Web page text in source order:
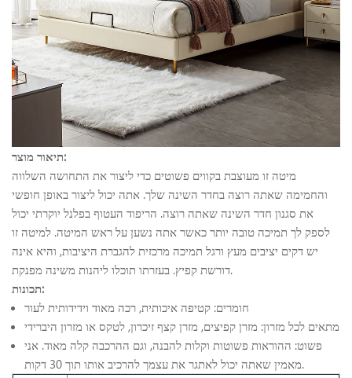
תיאור מוצר:
מיטה זו מעוצבת בקווים פשוטים כדי ליצור את התחושה השלווה
והחמימה שאתה רוצה בחדר השינה שלך. אתה יכול ליצור באופן חופשי
את סגנון חדר השינה שאתה רוצה. הריפוד העטוף בפלנל יוקרתי יכול
לספק לך תמיכה טובה יותר כאשר אתה נשען על ראש המיטה. למיטה זו
יש דקים יציבים מעץ ורגל תמיכה מרכזית להגברת היציבות, והיא אינה
דורשת קפיץ. בעזרתו תוכלו ליהנות משינה מפנקת.
תכונות:
חומרים: קטיפה איכותית, רכה מאוד וידידותית לעור
מתאים לכל מזרון: מזרן קפיצים, מזרן קצף זיכרון, לטקס או מזרון היברידי
פשוט: ההוראות פשוטות וקלות להבנה, וגם ההרכבה קלה מאוד. אני
מאמין שאתה יכול לאתגר את עצמך להרכיב אותו תוך 30 דקות.